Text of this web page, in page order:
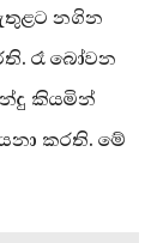
නගින
රෑ බෝවන
කියමින්
කරති. මේ